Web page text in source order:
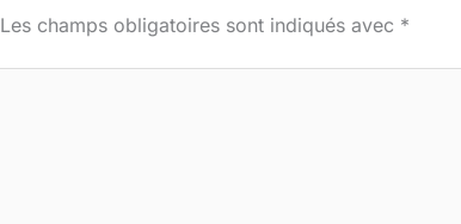
Les champs obligatoires sont indiqués avec *